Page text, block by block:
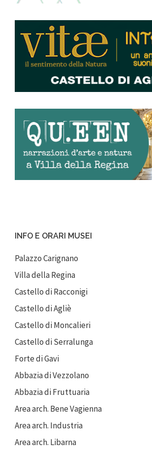
INFO E ORARI MUSEI
Palazzo Carignano
Villa della Regina
Castello di Racconigi
Castello di Agliè
Castello di Moncalieri
Castello di Serralunga
Forte di Gavi
Abbazia di Vezzolano
Abbazia di Fruttuaria
Area arch. Bene Vagienna
Area arch. Industria
Area arch. Libarna